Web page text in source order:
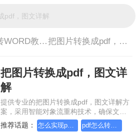
PDF转WORD教程> 把图片转换成pdf，图文详解
把图片转换成pdf，图文详
解
提供专业的把图片转换成pdf，图文详解方
案，采用智能对象流重构技术，确保文档
1:1高保真还原且排版不乱码。支持一键批
量处理，全链路 SSL 加密保障隐私安全。
推荐话题： 怎么实现pdf转Word？详细方法教学